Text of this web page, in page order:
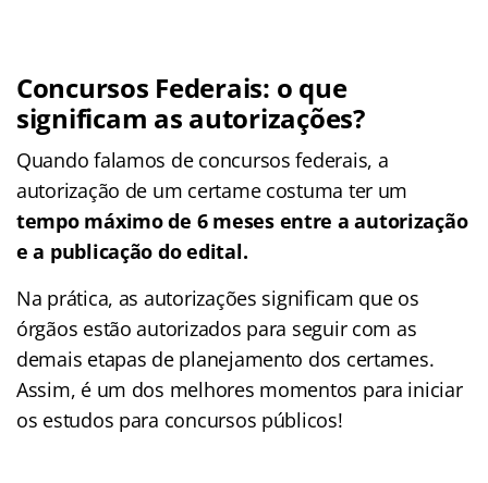
Concursos Federais: o que
significam as autorizações?
Quando falamos de concursos federais, a
autorização de um certame costuma ter um
tempo máximo de 6 meses entre a autorização
e a publicação do edital.
Na prática, as autorizações significam que os
órgãos estão autorizados para seguir com as
demais etapas de planejamento dos certames.
Assim, é um dos melhores momentos para iniciar
os estudos para concursos públicos!